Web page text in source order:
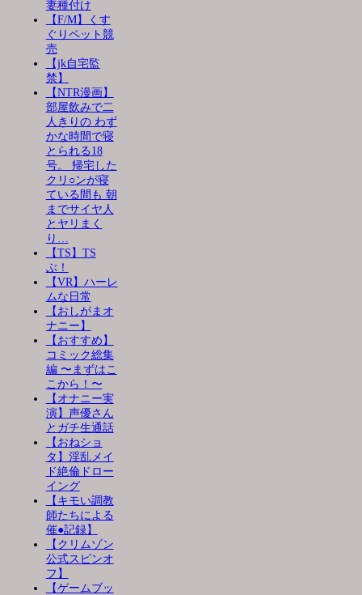
妻種付け
【F/M】くす
ぐりペット競
売
【jk自宅監
禁】
【NTR漫画】
部屋飲みで二
人きりの わず
かな時間で寝
とられる18
号。 帰宅した
クリ○ンが寝
ている間も 朝
までサイヤ人
とヤリまく
り…
【TS】TS
ぶ！
【VR】ハーレ
ムな日常
【おしがまオ
ナニー】
【おすすめ】
コミック総集
編 〜まずはこ
こから！〜
【オナニー実
演】声優さん
とガチ生通話
【おねショ
タ】淫乱メイ
ド絶倫ドロー
イング
【キモい調教
師たちによる
催●記録】
【クリムゾン
公式スピンオ
フ】
【ゲームブッ